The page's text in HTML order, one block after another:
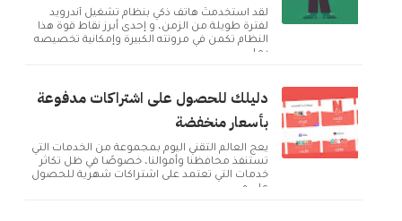
لقد استخدمتُ هاتف ذكي بنظام تشغيل أندرويد
لفترة طويلة من الزمن، و إحدى أبرز نقاط قوة هذا
النظام تكمن في مرونته الكبيرة وإمكانية تخصيصه
بما ...
دليلك للحصول على اشتراكات مدفوعة
بأسعار منخفضة
يعج العالم التقني اليوم بمجموعة من الخدمات التي
تستنفذ محافظنا وأموالنا، خصوصًا في ظل تكاثر
خدمات التي تعتمد على اشتراكات شهرية للحصول
على م...